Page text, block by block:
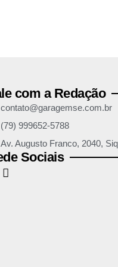
com a Redação
contato@garagemse.com.br
(79) 999652-5788
Av. Augusto Franco, 2040,
Sociais